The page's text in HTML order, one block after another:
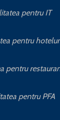
pentru IT
pentru
pentru
pentru PFA